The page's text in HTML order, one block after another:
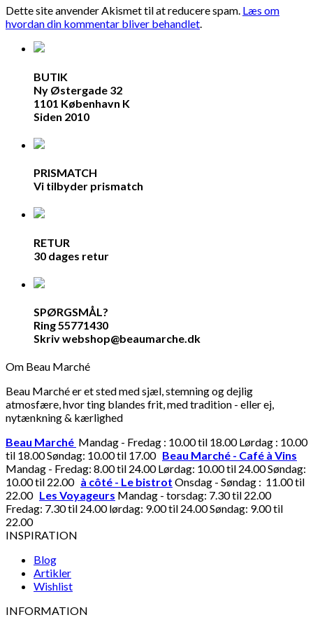
Dette site anvender Akismet til at reducere spam. Læs om
hvordan din kommentar bliver behandlet.
BUTIK
Ny Østergade 32
1101 København K
Siden 2010
PRISMATCH
Vi tilbyder prismatch
RETUR
30 dages retur
SPØRGSMÅL?
Ring 55771430
Skriv webshop@beaumarche.dk
Om Beau Marché
Beau Marché er et sted med sjæl, stemning og dejlig
atmosfære, hvor ting blandes frit, med tradition - eller ej,
nytænkning & kærlighed
Beau Marché Mandag - Fredag : 10.00 til 18.00 Lørdag : 10.00
til 18.00 Søndag: 10.00 til 17.00 Beau Marché - Café à Vins
Mandag - Fredag: 8.00 til 24.00 Lørdag: 10.00 til 24.00 Søndag:
10.00 til 22.00 à côté - Le bistrot Onsdag - Søndag : 11.00 til
22.00 Les Voyageurs Mandag - torsdag: 7.30 til 22.00
Fredag: 7.30 til 24.00 lørdag: 9.00 til 24.00 Søndag: 9.00 til
22.00
INSPIRATION
Blog
Artikler
Wishlist
INFORMATION